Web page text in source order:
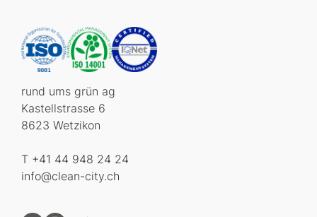
rund ums grün ag
Kastellstrasse 6
8623 Wetzikon
T +41 44 948 24 24
info@clean-city.ch